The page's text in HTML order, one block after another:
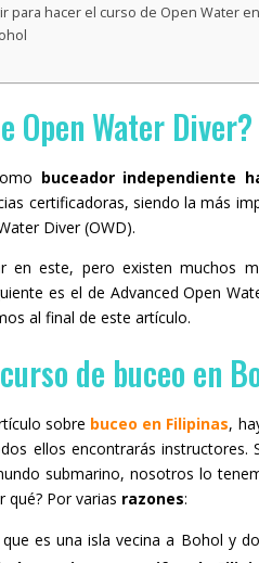
para hacer el curso de Open Water
Open Water Diver?
buceador independiente
certificadoras, siendo la más
Diver (OWD).
en este, pero existen muchos
es el de Advanced Open
al final de este artículo.
de buceo en
sobre buceo en Filipinas,
ellos encontrarás instructores.
submarino, nosotros lo
qué? Por varias razones:
es una isla vecina a Bohol y